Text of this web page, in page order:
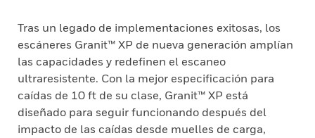
Tras un legado de implementaciones exitosas, los
escáneres Granit™ XP de nueva generación amplían
las capacidades y redefinen el escaneo
ultraresistente. Con la mejor especificación para
caídas de 10 ft de su clase, Granit™ XP está
diseñado para seguir funcionando después del
impacto de las caídas desde muelles de carga,